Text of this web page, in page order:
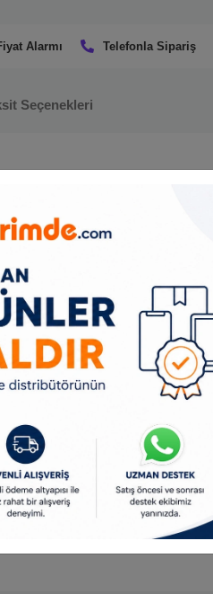
Alarmı Telefonla Sipariş
Seçenekleri
güçlü ve sağlam şanzıman yapısı
ile kullanabilirsiniz.
vidalama yapma imkânı
üstün sıkma ve sökme performansı sağlar.
ve LED ikaz ışığı yanıp söner,
ve devir sayısı sağlar.
otomatik olarak akü enerjiyi
ve LED ikaz ışığı yanıp söner,
gibi zorlu uygulamaların üstesinden
geciktirir, hızlı soğutma sağlar.